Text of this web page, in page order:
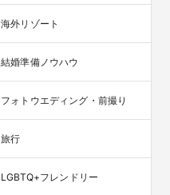
海外リゾート
結婚準備ノウハウ
フォトウエディング・前撮り
旅行
LGBTQ+フレンドリー